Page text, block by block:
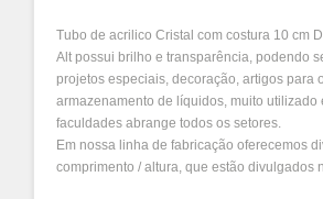
Tubo de acrilico Cristal com costura 10 cm
Alt possui brilho e transparência, podendo
projetos especiais, decoração, artigos para
armazenamento de líquidos, muito utilizado
faculdades abrange todos os setores.
Em nossa linha de fabricação oferecemos
comprimento / altura, que estão divulgados